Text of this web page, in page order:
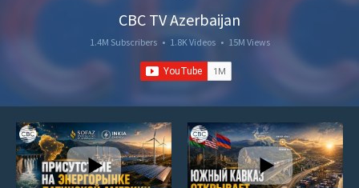
CBC TV Azerbaijan
1.4M Subscribers • 1.8K Videos • 15M Views